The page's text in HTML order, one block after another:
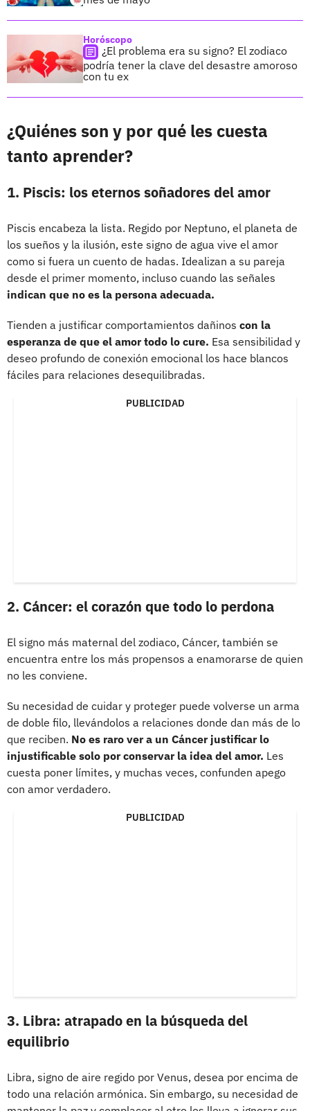
Horóscopo
¿El problema era su signo? El zodiaco
podría tener la clave del desastre amoroso
con tu ex
¿Quiénes son y por qué les cuesta
tanto aprender?
1. Piscis: los eternos soñadores del amor
Piscis encabeza la lista. Regido por Neptuno, el planeta de
los sueños y la ilusión, este signo de agua vive el amor
como si fuera un cuento de hadas. Idealizan a su pareja
desde el primer momento, incluso cuando las señales
indican que no es la persona adecuada.
Tienden a justificar comportamientos dañinos con la
esperanza de que el amor todo lo cure. Esa sensibilidad y
deseo profundo de conexión emocional los hace blancos
fáciles para relaciones desequilibradas.
PUBLICIDAD
2. Cáncer: el corazón que todo lo perdona
El signo más maternal del zodiaco, Cáncer, también se
encuentra entre los más propensos a enamorarse de quien
no les conviene.
Su necesidad de cuidar y proteger puede volverse un arma
de doble filo, llevándolos a relaciones donde dan más de lo
que reciben. No es raro ver a un Cáncer justificar lo
injustificable solo por conservar la idea del amor. Les
cuesta poner límites, y muchas veces, confunden apego
con amor verdadero.
PUBLICIDAD
3. Libra: atrapado en la búsqueda del
equilibrio
Libra, signo de aire regido por Venus, desea por encima de
todo una relación armónica. Sin embargo, su necesidad de